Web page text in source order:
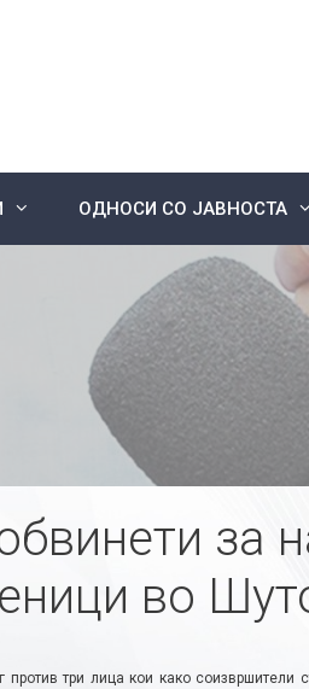
ОДНОСИ СО ЈАВНОСТА
за
во
три лица кои како соизвршители